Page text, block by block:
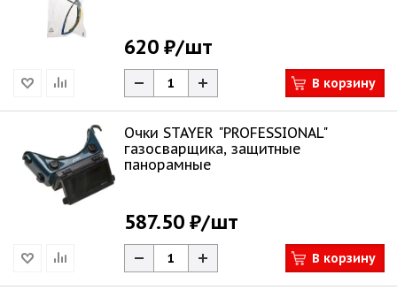
620 ₽/шт
В корзину
Очки STAYER "PROFESSIONAL"
газосварщика, защитные
панорамные
587.50 ₽/шт
В корзину